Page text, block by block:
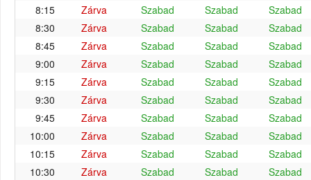
8:15
Zárva Szabad Szabad
Szabad
8:30
Zárva Szabad Szabad
Szabad
8:45
Zárva Szabad Szabad
Szabad
9:00
Zárva Szabad Szabad
Szabad
9:15
Zárva Szabad Szabad
Szabad
9:30
Zárva Szabad Szabad
Szabad
9:45
Zárva Szabad Szabad
Szabad
10:00
Zárva Szabad Szabad
Szabad
10:15
Zárva Szabad Szabad
Szabad
10:30
Zárva Szabad Szabad
Szabad